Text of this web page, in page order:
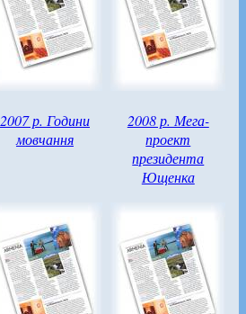
2007 р. Години
мовчання
2008 р. Мега-
проект
президента
Ющенка